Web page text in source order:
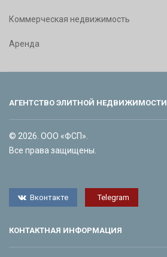
Коммерческая недвижимость
Аренда
АГЕНТСТВО ЭЛИТНОЙ НЕДВИЖИМОСТИ
© 2026. ООО «ФСП».
Все права защищены.
Вконтакте Telegram
КОНТАКТНАЯ ИНФОРМАЦИЯ